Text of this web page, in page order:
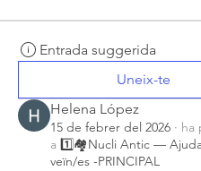
Entrada suggerida
Uneix-te
Helena López
15 de febrer del 2026 · ha
a 1️⃣🏘️Nucli Antic —
veïn/es -PRINCIPAL